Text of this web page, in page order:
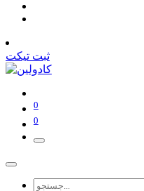
ثبت تیکت
0
0